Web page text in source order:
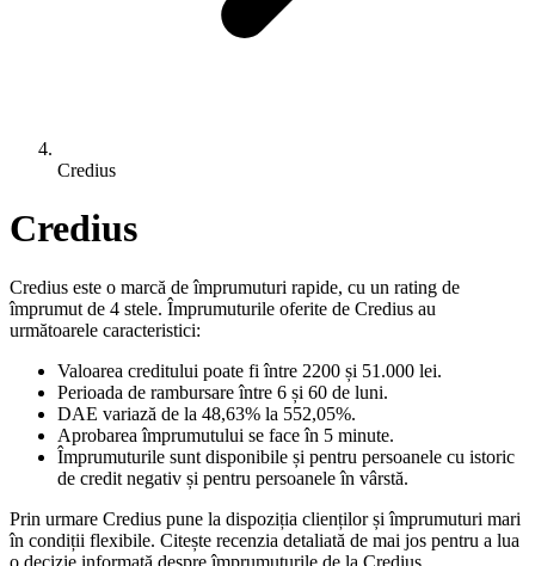
Credius
Credius
Credius este o marcă de împrumuturi rapide, cu un rating de
împrumut de 4 stele. Împrumuturile oferite de Credius au
următoarele caracteristici:
Valoarea creditului poate fi între 2200 și 51.000 lei.
Perioada de rambursare între 6 și 60 de luni.
DAE variază de la 48,63% la 552,05%.
Aprobarea împrumutului se face în 5 minute.
Împrumuturile sunt disponibile și pentru persoanele cu istoric
de credit negativ și pentru persoanele în vârstă.
Prin urmare Credius pune la dispoziția clienților și împrumuturi mari
în condiții flexibile. Citește recenzia detaliată de mai jos pentru a lua
o decizie informată despre împrumuturile de la Credius.